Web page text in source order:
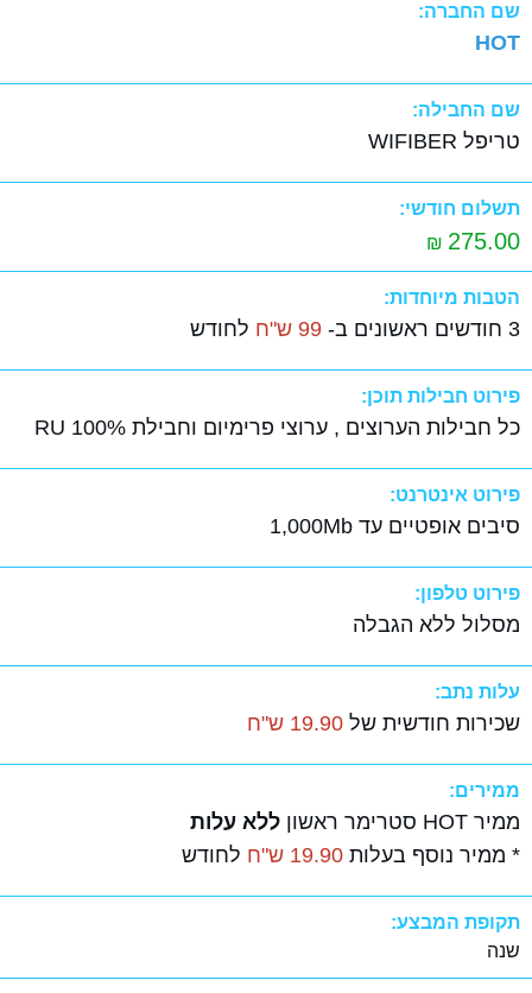
שם החברה:
HOT
שם החבילה:
טריפל WIFIBER
תשלום חודשי:
275.00
₪
הטבות מיוחדות:
3 חודשים ראשונים ב- 99 ש"ח לחודש
פירוט חבילות תוכן:
כל חבילות הערוצים , ערוצי פרימיום וחבילת RU 100%
פירוט אינטרנט:
סיבים אופטיים עד 1,000Mb
פירוט טלפון:
מסלול ללא הגבלה
עלות נתב:
שכירות חודשית של 19.90 ש"ח
ממירים:
ממיר HOT סטרימר ראשון
ללא עלות
* ממיר נוסף בעלות 19.90 ש"ח לחודש
תקופת המבצע:
שנה